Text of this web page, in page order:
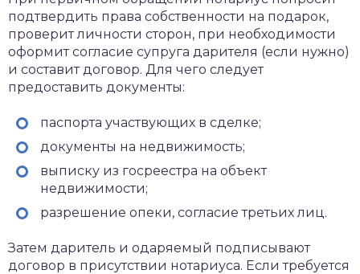
подтвердить права собственности на подарок,
проверит личности сторон, при необходимости
оформит согласие супруга дарителя (если нужно)
и составит договор. Для чего следует
предоставить документы:
паспорта участвующих в сделке;
документы на недвижимость;
выписку из госреестра на объект
недвижимости;
разрешение опеки, согласие третьих лиц.
Затем даритель и одаряемый подписывают
договор в присутствии нотариуса. Если требуется